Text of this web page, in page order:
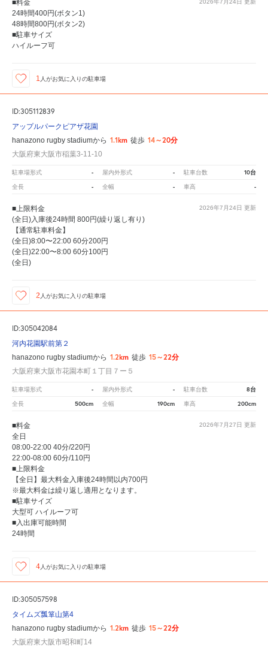
2026年7月24日 更新
■料金
24時間400円(ボタン1)
48時間800円(ボタン2)
■駐車サイズ
ハイルーフ可
1 人がお気に入りの駐車場
ID:305112839
アップルパークピアザ花園
hanazono rugby stadiumから 1.1km 徒歩 14～20分
大阪府東大阪市稲葉3-11-10
駐車場形式 - 屋内外形式 - 駐車台数 10台
全長 - 全幅 - 車高 -
2026年7月24日 更新
■上限料金
(全日)入庫後24時間 800円(繰り返し有り)
【通常駐車料金】
(全日)8:00〜22:00 60分200円
(全日)22:00〜8:00 60分100円
(全日)
2 人がお気に入りの駐車場
ID:305042084
河内花園駅前第２
hanazono rugby stadiumから 1.2km 徒歩 15～22分
大阪府東大阪市花園本町１丁目７ー５
駐車場形式 - 屋内外形式 - 駐車台数 8台
全長 500cm 全幅 190cm 車高 200cm
2026年7月27日 更新
■料金
全日
08:00-22:00 40分/220円
22:00-08:00 60分/110円
■上限料金
【全日】最大料金入庫後24時間以内700円
※最大料金は繰り返し適用となります。
■駐車サイズ
大型可 ハイルーフ可
■入出庫可能時間
24時間
4 人がお気に入りの駐車場
ID:305057598
タイムズ瓢箪山第4
hanazono rugby stadiumから 1.2km 徒歩 15～22分
大阪府東大阪市昭和町14